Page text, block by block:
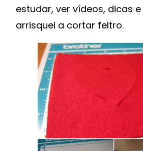
estudar, ver vídeos, dicas e
arrisquei a cortar feltro.